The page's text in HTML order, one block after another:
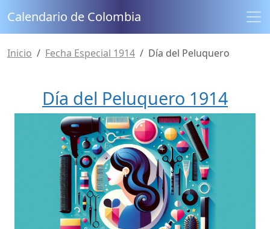
Calendario de Colombia
Inicio Fecha Especial 1914 Día del Peluquero
Día del Peluquero 1914